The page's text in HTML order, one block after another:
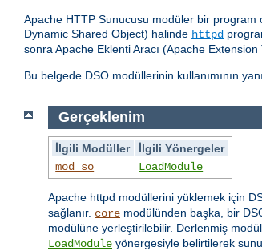
Apache HTTP Sunucusu modüler bir program
Dynamic Shared Object) halinde httpd
sonra Apache Eklenti Aracı (Apache Extension
Bu belgede DSO modüllerinin kullanımının
Gerçeklenim
İlgili Modüller
İlgili Yönergeler
mod_so
LoadModule
Apache httpd modüllerini yüklemek için
sağlanır. core modülünden başka, bir
modülüne yerleştirilebilir. Derlenmiş
LoadModule yönergesiyle belirtilerek